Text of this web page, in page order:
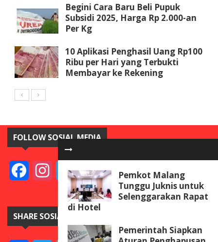
Pemkot Malang
Tunggu Juknis untuk
Selenggarakan Rapat
di Hotel
Pemerintah Siapkan
Begini Cara Baru Beli Pupuk
Subsidi 2025, Harga Rp 2.000-an
Per Kg
10 Aplikasi Penghasil Uang Rp100
Ribu per Hari yang Terbukti
Membayar ke Rekening
FOLLOW SOSIAL MEDIA
FacebookInstagramTwitterYouTube
SHARE SOSIAL MEDIA